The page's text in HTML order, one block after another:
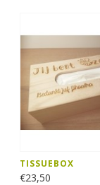
TISSUEBOX
€23,50